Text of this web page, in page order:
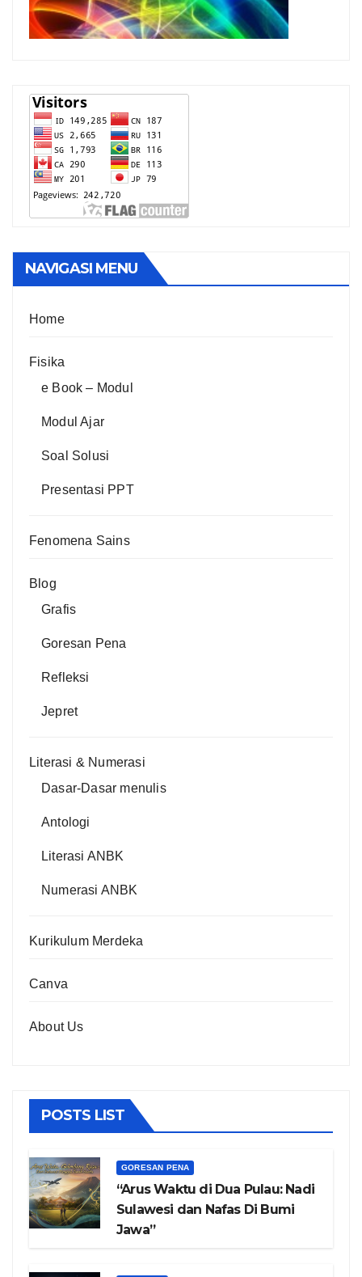
NAVIGASI MENU
Home
Fisika
e Book – Modul
Modul Ajar
Soal Solusi
Presentasi PPT
Fenomena Sains
Blog
Grafis
Goresan Pena
Refleksi
Jepret
Literasi & Numerasi
Dasar-Dasar menulis
Antologi
Literasi ANBK
Numerasi ANBK
Kurikulum Merdeka
Canva
About Us
POSTS LIST
GORESAN PENA
“Arus Waktu di Dua Pulau: Nadi
Sulawesi dan Nafas Di Bumi
Jawa”